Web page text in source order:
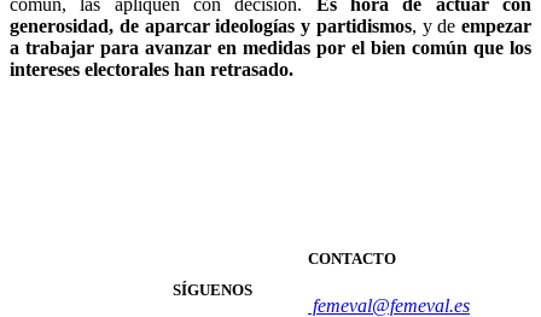
común, las apliquen con decisión. Es hora de actuar con
generosidad, de aparcar ideologías y partidismos, y de empezar
a trabajar para avanzar en medidas por el bien común que los
intereses electorales han retrasado.
SÍGUENOS
CONTACTO
femeval@femeval.es